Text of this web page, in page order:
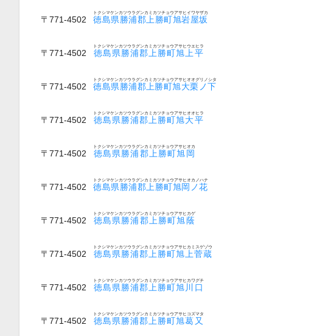
〒771-4502 徳島県勝浦郡上勝町旭岩屋坂
トクシマケンカツウラグンカミカツチョウアサヒイワヤザカ
〒771-4502 徳島県勝浦郡上勝町旭上平
トクシマケンカツウラグンカミカツチョウアサヒウエヒラ
〒771-4502 徳島県勝浦郡上勝町旭大栗ノ下
トクシマケンカツウラグンカミカツチョウアサヒオオグリノシタ
〒771-4502 徳島県勝浦郡上勝町旭大平
トクシマケンカツウラグンカミカツチョウアサヒオオヒラ
〒771-4502 徳島県勝浦郡上勝町旭岡
トクシマケンカツウラグンカミカツチョウアサヒオカ
〒771-4502 徳島県勝浦郡上勝町旭岡ノ花
トクシマケンカツウラグンカミカツチョウアサヒオカノハナ
〒771-4502 徳島県勝浦郡上勝町旭蔭
トクシマケンカツウラグンカミカツチョウアサヒカゲ
〒771-4502 徳島県勝浦郡上勝町旭上菅蔵
トクシマケンカツウラグンカミカツチョウアサヒカミスゲゾウ
〒771-4502 徳島県勝浦郡上勝町旭川口
トクシマケンカツウラグンカミカツチョウアサヒカワグチ
〒771-4502 徳島県勝浦郡上勝町旭葛又
トクシマケンカツウラグンカミカツチョウアサヒコズマタ